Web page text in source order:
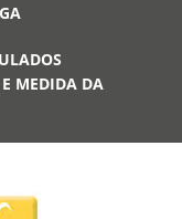
MEDIDA DA